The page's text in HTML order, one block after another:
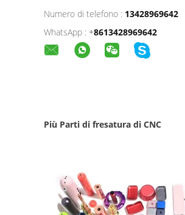
Numero di telefono : 13428969642
WhatsApp : +8613428969642
Più Parti di fresatura di CNC